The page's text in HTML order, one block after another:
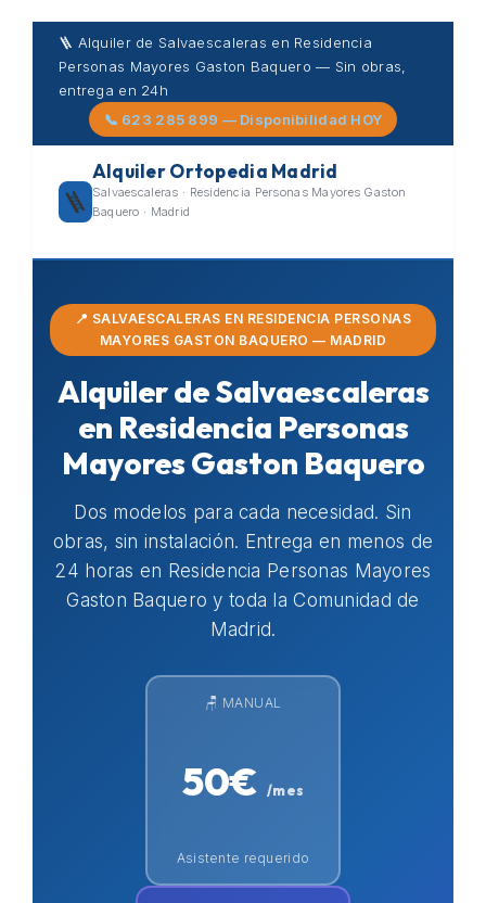
Skip
content
🪜 Alquiler de Salvaescaleras en Residencia
Personas Mayores Gaston Baquero — Sin obras,
entrega en 24h
📞 623 285 899 — Disponibilidad HOY
🪜
Alquiler Ortopedia Madrid
Salvaescaleras · Residencia Personas Mayores Gaston
Baquero · Madrid
📍 SALVAESCALERAS EN RESIDENCIA PERSONAS
MAYORES GASTON BAQUERO — MADRID
Alquiler de Salvaescaleras
en Residencia Personas
Mayores Gaston Baquero
Dos modelos para cada necesidad. Sin
obras, sin instalación. Entrega en menos de
24 horas en Residencia Personas Mayores
Gaston Baquero y toda la Comunidad de
Madrid.
🪑 MANUAL
50€ /mes
Asistente requerido